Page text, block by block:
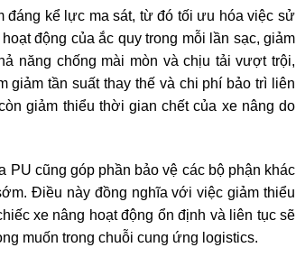
kể lực ma sát, từ đó tối ưu hóa việc sử
động của ắc quy trong mỗi lần sạc, giảm
năng chống mài mòn và chịu tải vượt trội,
giảm tần suất thay thế và chi phí bảo trì liên
giảm thiểu thời gian chết của xe nâng do
PU cũng góp phần bảo vệ các bộ phận khác
Điều này đồng nghĩa với việc giảm thiểu
xe nâng hoạt động ổn định và liên tục sẽ
muốn trong chuỗi cung ứng logistics.